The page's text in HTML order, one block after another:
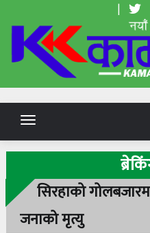
|
Toggle
navigation
सिरहाको
जनाको मृत्यु